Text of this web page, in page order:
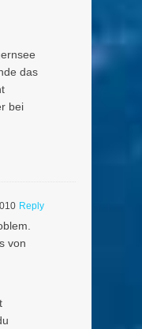
das
bei
Reply
von